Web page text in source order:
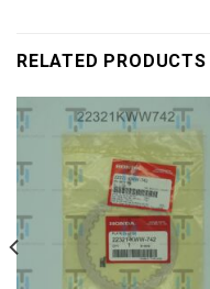
RELATED PRODUCTS